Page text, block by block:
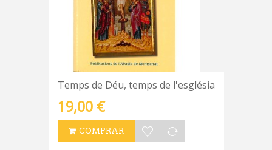
Temps de Déu, temps de l'església
19,00 €
COMPRAR